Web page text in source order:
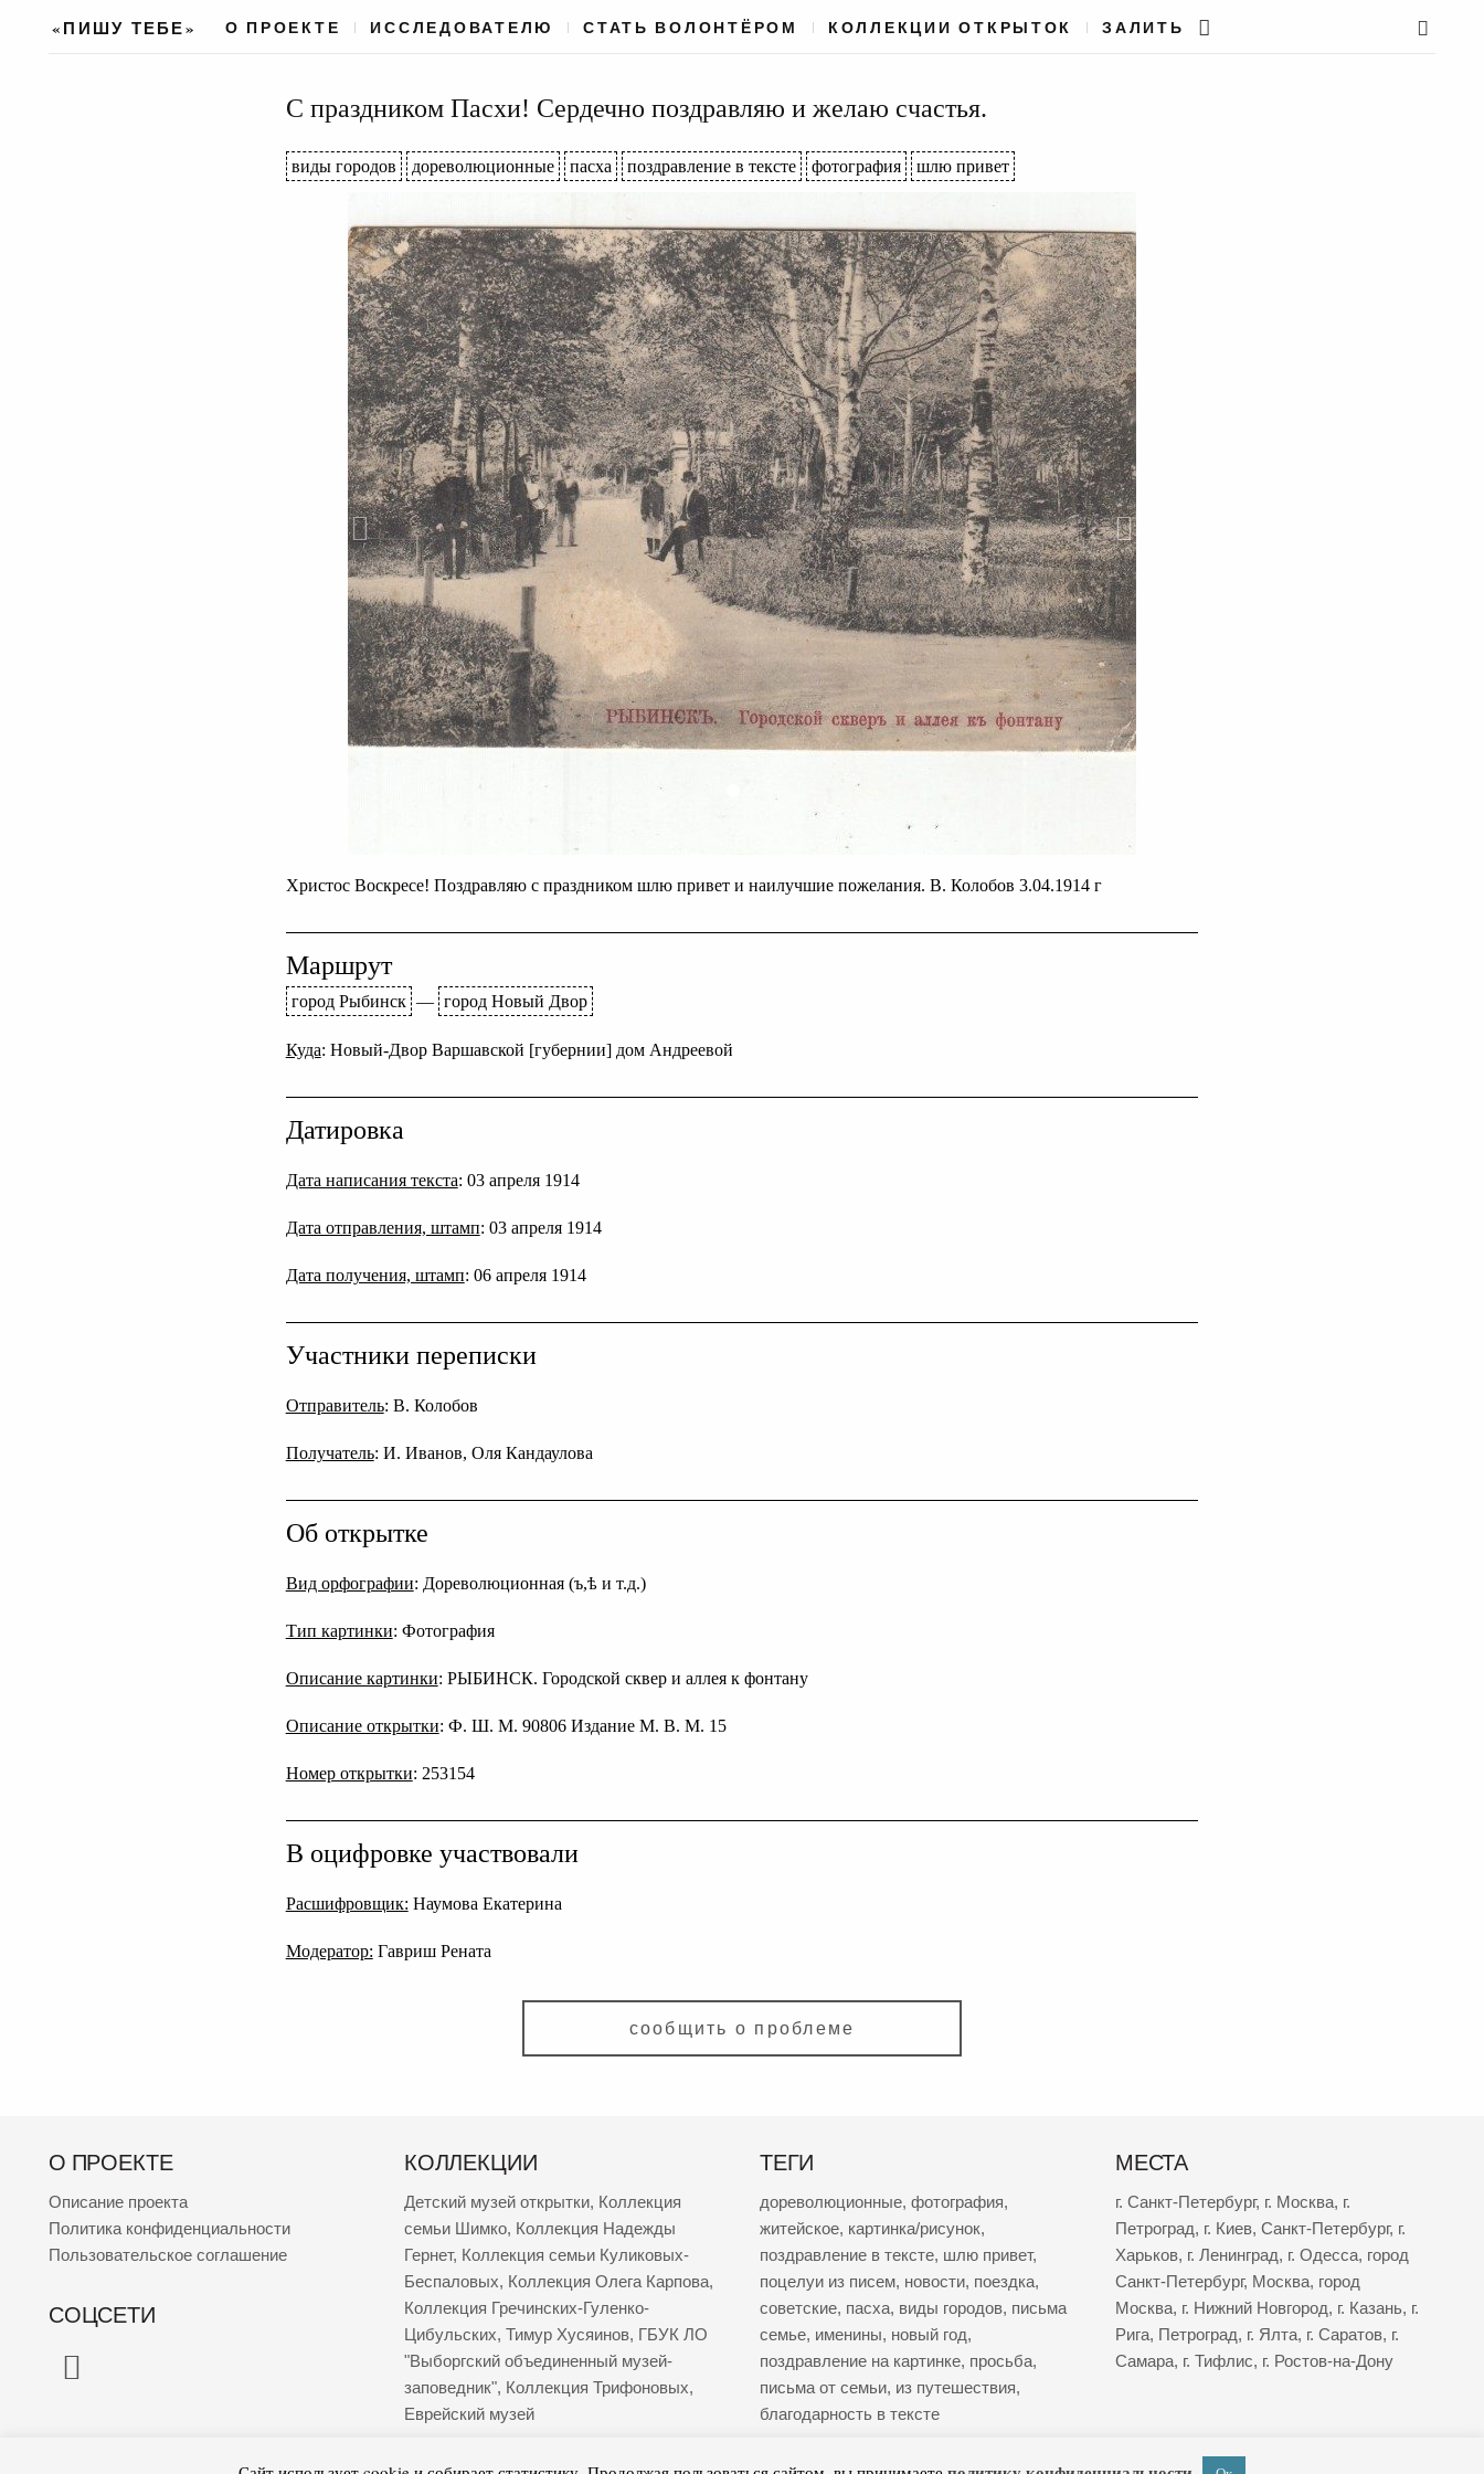
«ПИШУ ТЕБЕ» О ПРОЕКТЕ ИССЛЕДОВАТЕЛЮ СТАТЬ ВОЛОНТЁРОМ КОЛЛЕКЦИИ ОТКРЫТОК ЗАЛИТЬ
С праздником Пасхи! Сердечно поздравляю и желаю счастья.
виды городов дореволюционные пасха поздравление в тексте фотография шлю привет
Христос Воскресе! Поздравляю с праздником шлю привет и наилучшие пожелания. В. Колобов 3.04.1914 г
Маршрут
город Рыбинск — город Новый Двор
Куда: Новый-Двор Варшавской [губернии] дом Андреевой
Датировка
Дата написания текста: 03 апреля 1914
Дата отправления, штамп: 03 апреля 1914
Дата получения, штамп: 06 апреля 1914
Участники переписки
Отправитель: В. Колобов
Получатель: И. Иванов, Оля Кандаулова
Об открытке
Вид орфографии: Дореволюционная (ъ,ѣ и т.д.)
Тип картинки: Фотография
Описание картинки: РЫБИНСК. Городской сквер и аллея к фонтану
Описание открытки: Ф. Ш. М. 90806 Издание М. В. М. 15
Номер открытки: 253154
В оцифровке участвовали
Расшифровщик: Наумова Екатерина
Модератор: Гавриш Рената
сообщить о проблеме
О ПРОЕКТЕ
Описание проекта
Политика конфиденциальности
Пользовательское соглашение
СОЦСЕТИ
КОЛЛЕКЦИИ
Детский музей открытки, Коллекция
семьи Шимко, Коллекция Надежды
Гернет, Коллекция семьи Куликовых-
Беспаловых, Коллекция Олега Карпова,
Коллекция Гречинских-Гуленко-
Цибульских, Тимур Хусяинов, ГБУК ЛО
"Выборгский объединенный музей-
заповедник", Коллекция Трифоновых,
Еврейский музей
ТЕГИ
дореволюционные, фотография,
житейское, картинка/рисунок,
поздравление в тексте, шлю привет,
поцелуи из писем, новости, поездка,
советские, пасха, виды городов, письма
семье, именины, новый год,
поздравление на картинке, просьба,
письма от семьи, из путешествия,
благодарность в тексте
МЕСТА
г. Санкт-Петербург, г. Москва, г.
Петроград, г. Киев, Санкт-Петербург, г.
Харьков, г. Ленинград, г. Одесса, город
Санкт-Петербург, Москва, город
Москва, г. Нижний Новгород, г. Казань, г.
Рига, Петроград, г. Ялта, г. Саратов, г.
Самара, г. Тифлис, г. Ростов-на-Дону